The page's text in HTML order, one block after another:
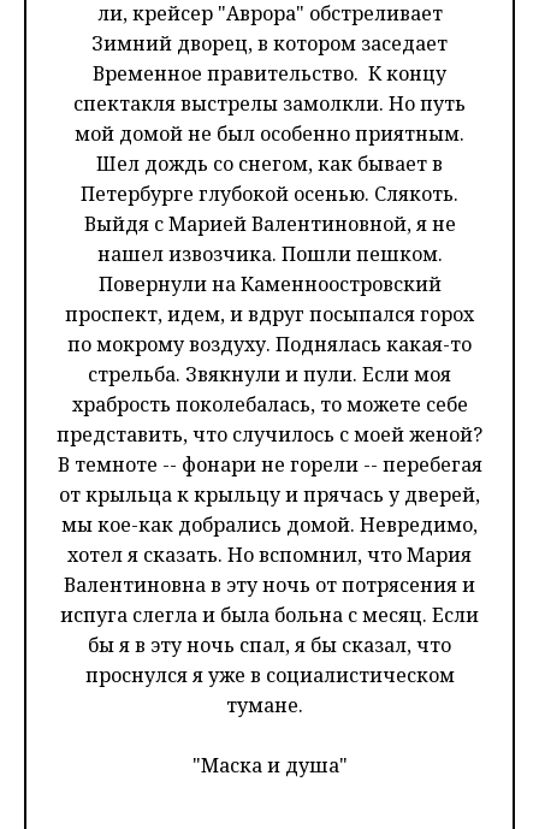
ли, крейсер "Аврора" обстреливает
Зимний дворец, в котором заседает
Временное правительство. К концу
спектакля выстрелы замолкли. Но путь
мой домой не был особенно приятным.
Шел дождь со снегом, как бывает в
Петербурге глубокой осенью. Слякоть.
Выйдя с Марией Валентиновной, я не
нашел извозчика. Пошли пешком.
Повернули на Каменноостровский
проспект, идем, и вдруг посыпался горох
по мокрому воздуху. Поднялась какая-то
стрельба. Звякнули и пули. Если моя
храбрость поколебалась, то можете себе
представить, что случилось с моей женой?
В темноте -- фонари не горели -- перебегая
от крыльца к крыльцу и прячась у дверей,
мы кое-как добрались домой. Невредимо,
хотел я сказать. Но вспомнил, что Мария
Валентиновна в эту ночь от потрясения и
испуга слегла и была больна с месяц. Если
бы я в эту ночь спал, я бы сказал, что
проснулся я уже в социалистическом
тумане.
"Маска и душа"